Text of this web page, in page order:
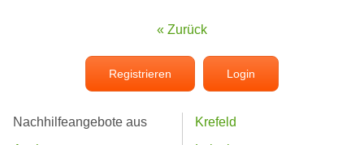
« Zurück
Registrieren Login
Nachhilfeangebote aus
Krefeld